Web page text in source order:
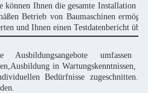
können Ihnen die gesamte Installation
Betrieb von Baumaschinen
und Ihnen einen Testdatenbericht
Ausbildungsangebote
in Wartungskenntnissen,
Bedürfnisse